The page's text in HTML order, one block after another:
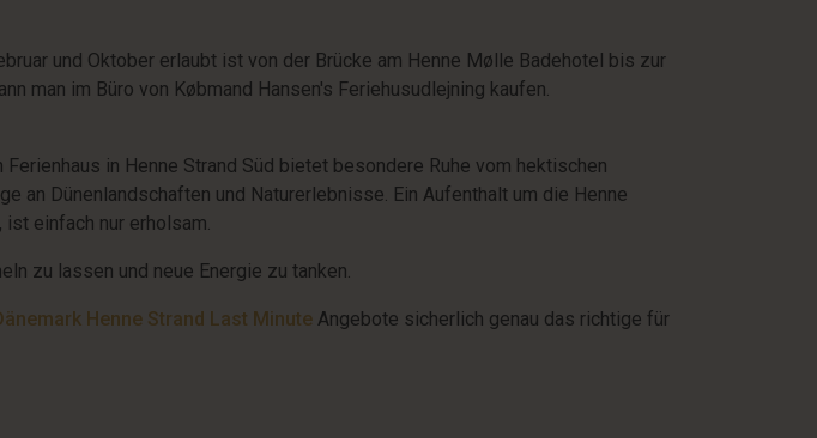
und Oktober erlaubt ist von der Brücke am Henne Mølle Badehotel bis zur
man im Büro von Købmand Hansen's Feriehusudlejning kaufen.
in Henne Strand Süd bietet besondere Ruhe vom hektischen
an Dünenlandschaften und Naturerlebnisse. Ein Aufenthalt um die Henne
einfach nur erholsam.
zu lassen und neue Energie zu tanken.
Henne Strand Last Minute Angebote sicherlich genau das richtige für